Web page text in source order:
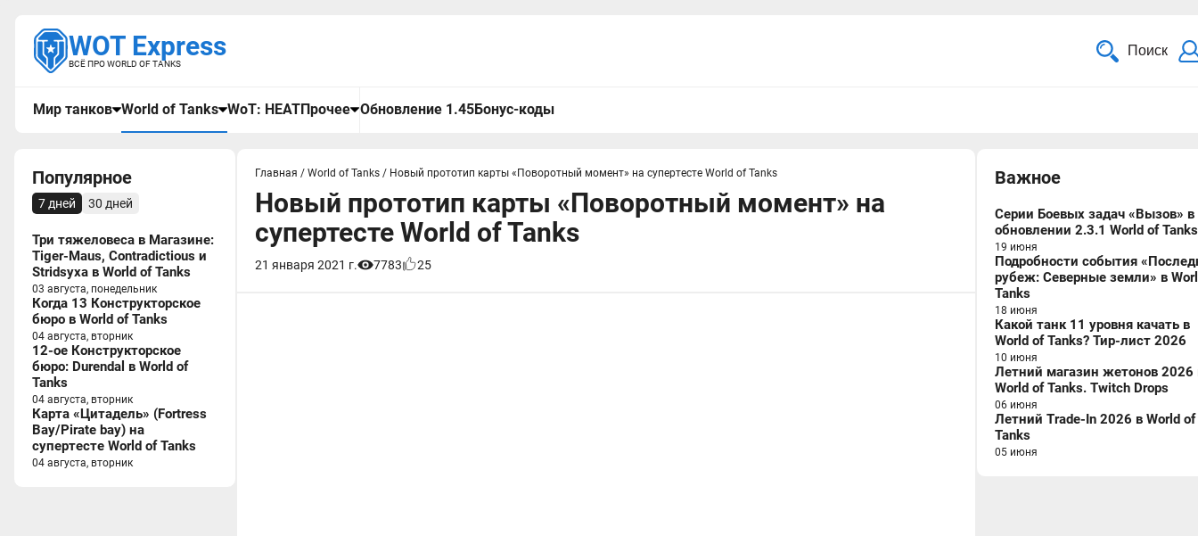
WOT Express
ВСЁ ПРО WORLD OF TANKS
Поиск
Мир танков World of Tanks WoT: HEATПрочее Обновление 1.45Бонус-коды
Популярное
7 дней 30 дней
Три тяжеловеса в Магазине:
Tiger-Maus, Contradictious и
Stridsyxa в World of Tanks
03 августа, понедельник
Когда 13 Конструкторское
бюро в World of Tanks
04 августа, вторник
12-ое Конструкторское
бюро: Durendal в World of
Tanks
04 августа, вторник
Карта «Цитадель» (Fortress
Bay/Pirate bay) на
супертесте World of Tanks
04 августа, вторник
Главная / World of Tanks / Новый прототип карты «Поворотный момент» на супертесте World of Tanks
Новый прототип карты «Поворотный момент» на
супертесте World of Tanks
21 января 2021 г. 7783 25
Важное
Серии Боевых задач «Вызов» в
обновлении 2.3.1 World of Tanks
19 июня
Подробности события
рубеж: Северные земли» в
Tanks
18 июня
Какой танк 11 уровня качать в
World of Tanks? Тир-лист 2026
10 июня
Летний магазин жетонов 2026
World of Tanks. Twitch Drops
06 июня
Летний Trade-In 2026 в World of
Tanks
05 июня